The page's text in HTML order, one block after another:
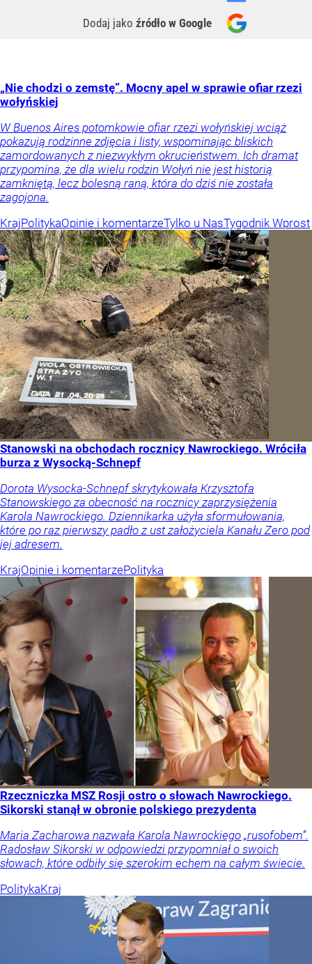
Dodaj jako źródło w Google
„Nie chodzi o zemstę”. Mocny apel w sprawie ofiar rzezi
wołyńskiej
W Buenos Aires potomkowie ofiar rzezi wołyńskiej wciąż
pokazują rodzinne zdjęcia i listy, wspominając bliskich
zamordowanych z niezwykłym okrucieństwem. Ich dramat
przypomina, że dla wielu rodzin Wołyń nie jest historią
zamkniętą, lecz bolesną raną, która do dziś nie została
zagojona.
KrajPolitykaOpinie i komentarzeTylko u NasTygodnik Wprost
Stanowski na obchodach rocznicy Nawrockiego. Wróciła
burza z Wysocką-Schnepf
Dorota Wysocka-Schnepf skrytykowała Krzysztofa
Stanowskiego za obecność na rocznicy zaprzysiężenia
Karola Nawrockiego. Dziennikarka użyła sformułowania,
które po raz pierwszy padło z ust założyciela Kanału Zero pod
jej adresem.
KrajOpinie i komentarzePolityka
Rzeczniczka MSZ Rosji ostro o słowach Nawrockiego.
Sikorski stanął w obronie polskiego prezydenta
Maria Zacharowa nazwała Karola Nawrockiego „rusofobem”.
Radosław Sikorski w odpowiedzi przypomniał o swoich
słowach, które odbiły się szerokim echem na całym świecie.
PolitykaKraj